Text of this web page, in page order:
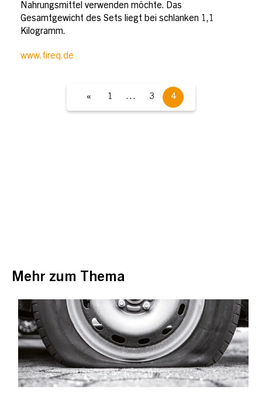
Nahrungsmittel verwenden möchte. Das
Gesamtgewicht des Sets liegt bei schlanken 1,1
Kilogramm.
www.fireq.de
« 1 … 3 4
Mehr zum Thema